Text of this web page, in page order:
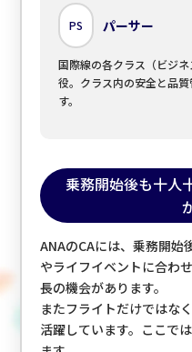
PS パーサー
国際線の各クラス（ビジ
役。クラス内の安全と品
す。
乗務開始後も十人
ANAのCAには、乗務開始
やライフイベントに合わ
長の機会があります。
またフライトだけではな
活躍しています。ここで